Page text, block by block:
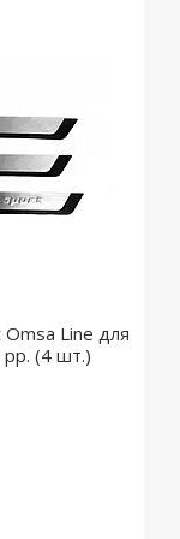
Line для
(4 шт.)